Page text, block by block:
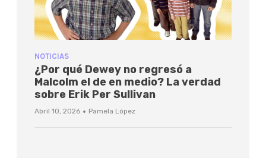
NOTICIAS
¿Por qué Dewey no regresó a
Malcolm el de en medio? La verdad
sobre Erik Per Sullivan
Abril 10, 2026 · Pamela López